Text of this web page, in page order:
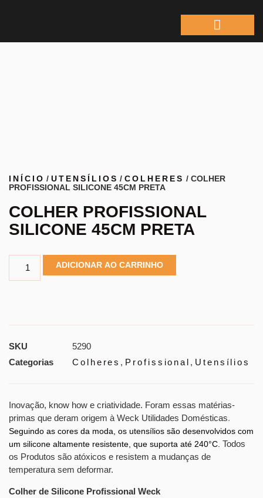
INÍCIO /UTENSÍLIOS /COLHERES / COLHER
PROFISSIONAL SILICONE 45CM PRETA
COLHER PROFISSIONAL
SILICONE 45CM PRETA
ADICIONAR AO CARRINHO
SKU
5290
Categorias
Colheres , Profissional , Utensílios
Inovação, know how e criatividade. Foram essas matérias-
primas que deram origem à Weck Utilidades Domésticas.
Seguindo as cores da moda, os utensílios são desenvolvidos com
um silicone altamente resistente, que suporta até 240°C. Todos
os Produtos são atóxicos e resistem a mudanças de
temperatura sem deformar.
Colher de Silicone Profissional Weck